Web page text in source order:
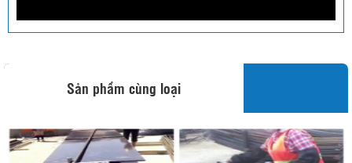
Sản phẩm cùng loại